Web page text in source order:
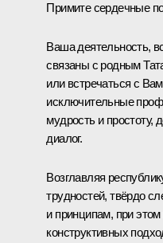
Примите сердечные
Ваша деятельность,
связаны с родным
или встречаться с
исключительные
мудрость и простоту,
диалог.
Возглавляя
трудностей, твёрдо
и принципам, при
конструктивных